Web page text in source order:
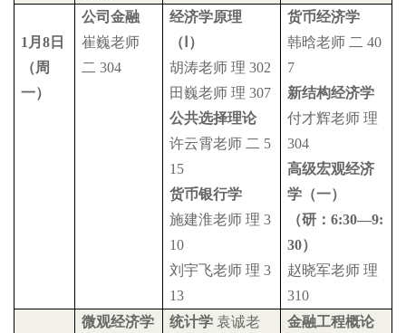
1 月8 日
（周
一）
公司金融
崔巍老师
二 304
经济学原理
（ ）
胡涛老师 理 302
田巍老师 理 307
公共选择理论
许云霄老师 二 5
15
货币银行学
施建淮老师 理 3
10
刘宇飞老师 理 3
13
货币经济学
韩晗老师 二 40
7
新结构经济学
付才辉老师 理
304
高级宏观经济
学（一）
（研：6:30—9:
30）
赵晓军老师 理
310
微观经济学
统计学 袁诚老
金融工程概论